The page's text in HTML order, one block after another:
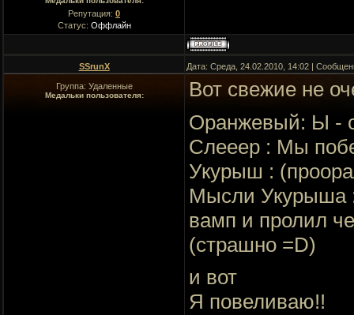
Репутация: 0
Статус: Оффлайн
SSrunX Дата: Среда, 24.02.2010, 14:02 |
Группа: Удаленные
Медальки пользователя:
Вот свежие не
Оранжевый: Ы -
Слееер : Мы
Укурыш :
Мысли Укурыша :
вамп и пролил
(страшно =D)
и вот
Я повеливаю!!